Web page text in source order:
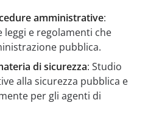
amministrative:
leggi e regolamenti che
pubblica.
di sicurezza: Studio
alla sicurezza pubblica e
per gli agenti di